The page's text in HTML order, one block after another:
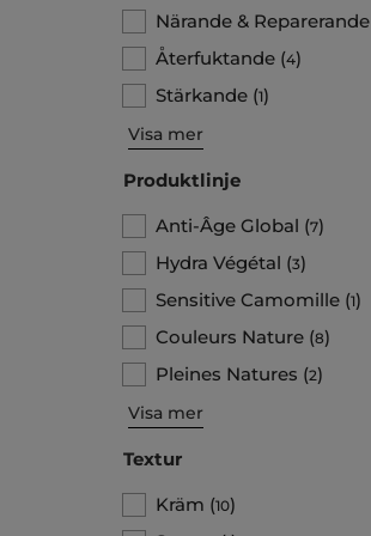
Närande & Reparerande
Återfuktande (4)
Stärkande (1)
Visa mer
Produktlinje
Anti-Âge Global (7)
Hydra Végétal (3)
Sensitive Camomille (1)
Couleurs Nature (8)
Pleines Natures (2)
Visa mer
Textur
Kräm (10)